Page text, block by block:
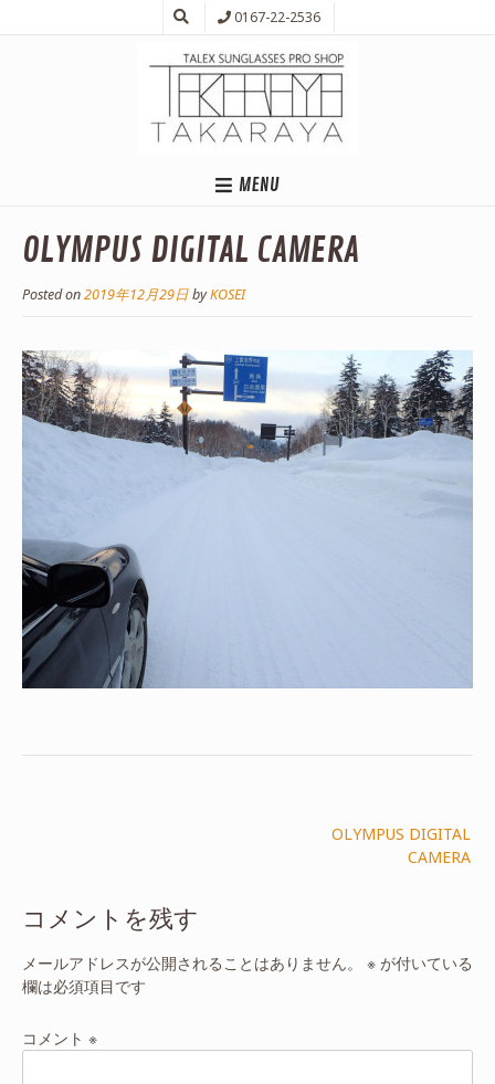
0167-22-2536
MENU
OLYMPUS DIGITAL CAMERA
Posted on2019年12月29日byKOSEI
ビ
ゲ
ー
シ
ョ
ン
OLYMPUS DIGITAL
CAMERA
コメントを残す
メールアドレスが公開されることはありません。 ※ が付いている
欄は必須項目です
コメント ※